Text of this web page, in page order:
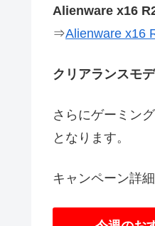
Alienware x16
⇒Alienware x16
クリアランスモ
さらにゲーミン
となります。
キャンペーン詳